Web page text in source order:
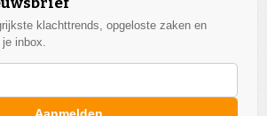
klachttrends, opgeloste zaken en
inbox.